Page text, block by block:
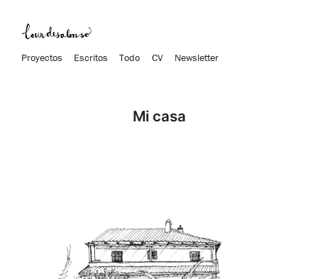
Proyectos Escritos Todo CV Newsletter
Mi casa